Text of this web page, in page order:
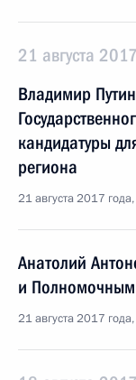
21 августа
Владимир
кандидатуры
региона
21 августа 2017
Анатолий
и
21 августа 2017